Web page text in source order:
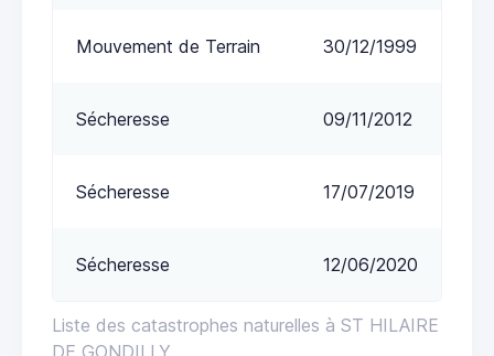
Liste des catastrophes naturelles à ST HILAIRE
DE GONDILLY
Mouvement de Terrain 30/12/1999
Sécheresse 09/11/2012
Sécheresse 17/07/2019
Sécheresse 12/06/2020